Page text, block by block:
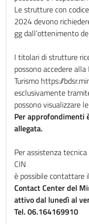
Le strutture con
2024 devono
gg dall’ottenimento
I titolari di strutture
possono accedere
Turismo https://
esclusivamente
possono visualizzare
Per approfondimenti
allegata.
Per assistenza
CIN
è possibile contattare il
Contact Center del
attivo dal lunedì al
Tel. 06.164169910